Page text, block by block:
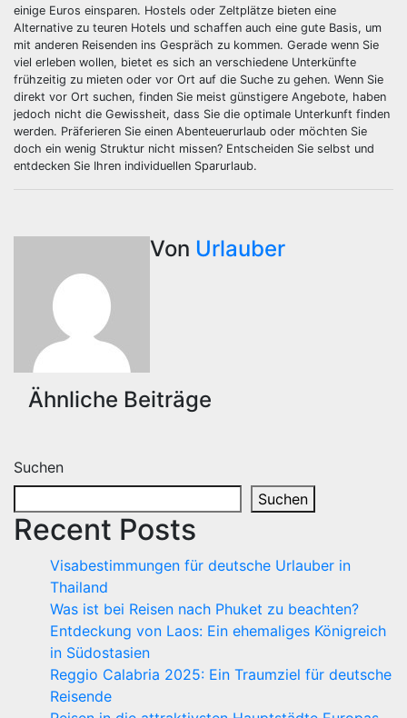
einige Euros einsparen. Hostels oder Zeltplätze bieten eine
Alternative zu teuren Hotels und schaffen auch eine gute Basis, um
mit anderen Reisenden ins Gespräch zu kommen. Gerade wenn Sie
viel erleben wollen, bietet es sich an verschiedene Unterkünfte
frühzeitig zu mieten oder vor Ort auf die Suche zu gehen. Wenn Sie
direkt vor Ort suchen, finden Sie meist günstigere Angebote, haben
jedoch nicht die Gewissheit, dass Sie die optimale Unterkunft finden
werden. Präferieren Sie einen Abenteuerurlaub oder möchten Sie
doch ein wenig Struktur nicht missen? Entscheiden Sie selbst und
entdecken Sie Ihren individuellen Sparurlaub.
Von Urlauber
Ähnliche Beiträge
Suchen
Suchen
Recent Posts
Visabestimmungen für deutsche Urlauber in
Thailand
Was ist bei Reisen nach Phuket zu beachten?
Entdeckung von Laos: Ein ehemaliges Königreich
in Südostasien
Reggio Calabria 2025: Ein Traumziel für deutsche
Reisende